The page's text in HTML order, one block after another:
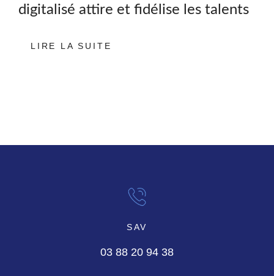
digitalisé attire et fidélise les talents
LIRE LA SUITE
SAV
03 88 20 94 38